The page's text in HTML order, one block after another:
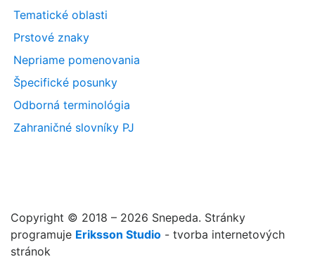
Tematické oblasti
Prstové znaky
Nepriame pomenovania
Špecifické posunky
Odborná terminológia
Zahraničné slovníky PJ
Copyright © 2018 – 2026 Snepeda. Stránky
programuje Eriksson Studio - tvorba internetových
stránok